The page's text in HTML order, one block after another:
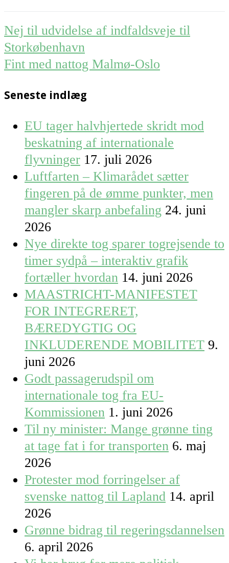
Post
navigation
Nej til udvidelse af indfaldsveje til
Storkøbenhavn
Fint med nattog Malmø-Oslo
Seneste indlæg
EU tager halvhjertede skridt mod
beskatning af internationale
flyvninger 17. juli 2026
Luftfarten – Klimarådet sætter
fingeren på de ømme punkter, men
mangler skarp anbefaling 24. juni
2026
Nye direkte tog sparer togrejsende to
timer sydpå – interaktiv grafik
fortæller hvordan 14. juni 2026
MAASTRICHT-MANIFESTET
FOR INTEGRERET,
BÆREDYGTIG OG
INKLUDERENDE MOBILITET 9.
juni 2026
Godt passagerudspil om
internationale tog fra EU-
Kommissionen 1. juni 2026
Til ny minister: Mange grønne ting
at tage fat i for transporten 6. maj
2026
Protester mod forringelser af
svenske nattog til Lapland 14. april
2026
Grønne bidrag til regeringsdannelsen
6. april 2026